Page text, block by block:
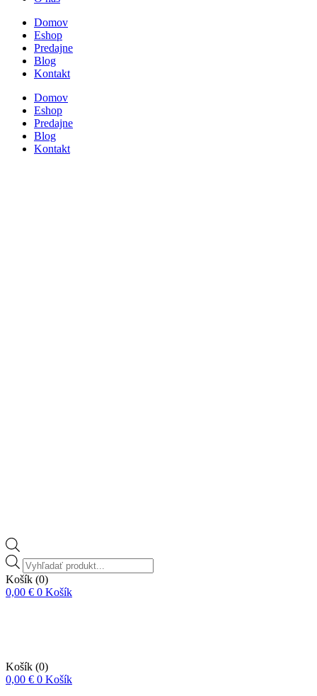
Domov
Eshop
Predajne
Blog
Kontakt
Domov
Eshop
Predajne
Blog
Kontakt
Vyhľadávanie
produktov
Košík (0)
0,00 € 0 Košík
Košík (0)
0,00 € 0 Košík